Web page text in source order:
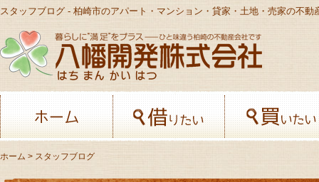
スタッフブログ - 柏崎市のアパート・マンション・貸家・土地・売家の不動
ホーム 借りたい
ホーム > スタッフブログ